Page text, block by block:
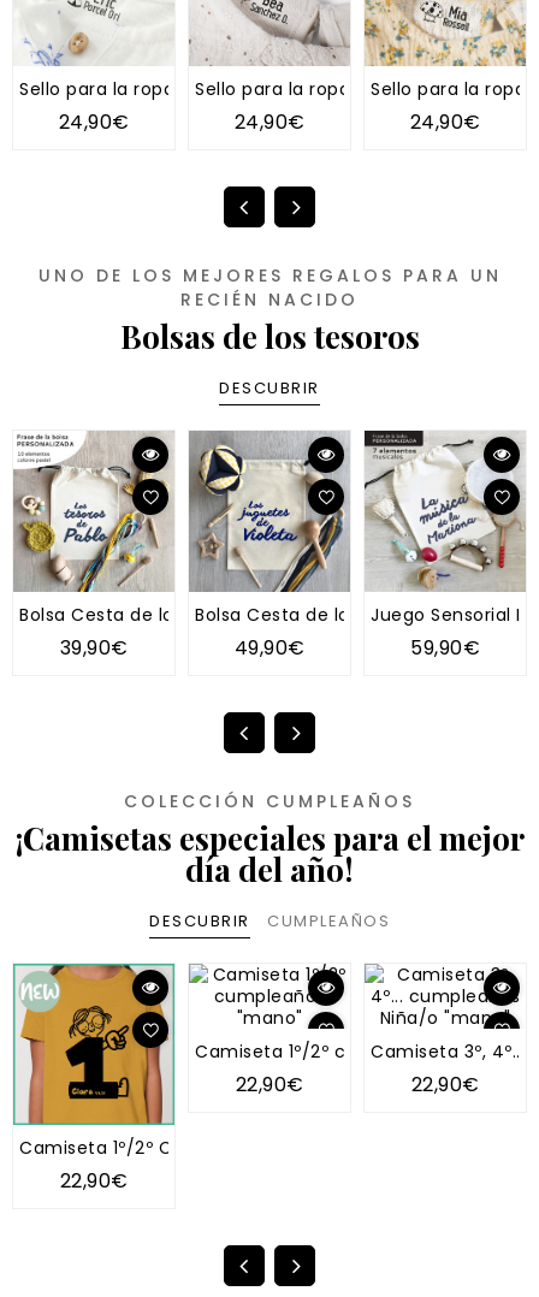
Sello para la ropa TIPI
24,90€
Sello para la ropa DIENTE DE LEÓN
24,90€
Sello para la ropa
24,90€
UNO DE LOS MEJORES REGALOS PARA UN
RECIÉN NACIDO
Bolsas de los tesoros
DESCUBRIR
Bolsa Cesta de los tesoros "Tipo Montessori"
39,90€
Bolsa Cesta de los tesoros "Tipo
49,90€
Juego Sensorial
59,90€
COLECCIÓN CUMPLEAÑOS
¡Camisetas especiales para el mejor
día del año!
DESCUBRIR CUMPLEAÑOS
Camiseta 1º/2º Cumple Personaje
22,90€
Camiseta 1º/2º cumpleaños "mano"
22,90€
Camiseta 3º,
22,90€